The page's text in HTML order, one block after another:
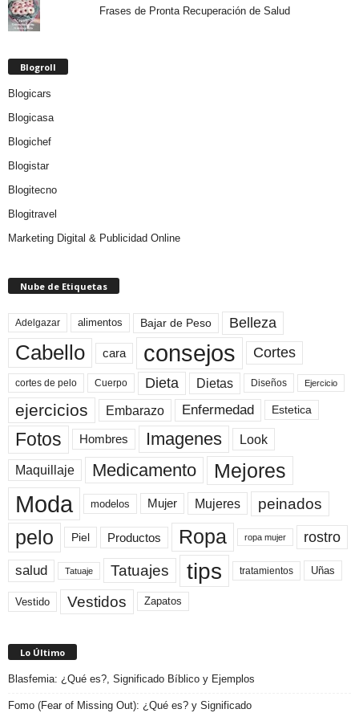
Frases de Pronta Recuperación de Salud
Blogroll
Blogicars
Blogicasa
Blogichef
Blogistar
Blogitecno
Blogitravel
Marketing Digital & Publicidad Online
Nube de Etiquetas
Adelgazar alimentos Bajar de Peso Belleza
Cabello cara consejos Cortes
cortes de pelo Cuerpo Dieta Dietas Diseños Ejercicio
ejercicios Embarazo Enfermedad Estetica
Fotos Hombres Imagenes Look
Maquillaje Medicamento Mejores
Moda modelos Mujer Mujeres peinados
pelo Piel Productos Ropa ropa mujer rostro
salud Tatuaje Tatuajes tips tratamientos Uñas
Vestido Vestidos Zapatos
Lo Último
Blasfemia: ¿Qué es?, Significado Bíblico y Ejemplos
Fomo (Fear of Missing Out): ¿Qué es? y Significado